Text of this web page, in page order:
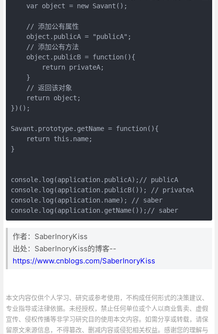
    var object = new Savant();
    // 添加公有属性
    object.publicA = "publicA";
    // 添加公有方法
    object.publicB = function(){
        return privateA;
    }
    // 返回该对象
    return object;
})();
Savant.prototype.getName = function(){
    return this.name;
}
console.log(application.publicA);// publicA
console.log(application.publicB()); // privateA
console.log(application.name); // saber
console.log(application.getName());// saber
作者：SaberInoryKiss
出处：SaberInoryKiss的博客--
https://www.cnblogs.com/SaberInoryKiss
本文内容仅供个人学习、研究或参考使用，不构成任何形式的决策建议、
专业指导或法律依据。未经授权，禁止任何单位或个人以商业售卖、虚假
宣传、侵权传播等非学习研究目的使用本文内容。如需分享或转载，请保
留原文来源信息，不得篡改、删减内容或侵犯相关权益。感谢您的理解与